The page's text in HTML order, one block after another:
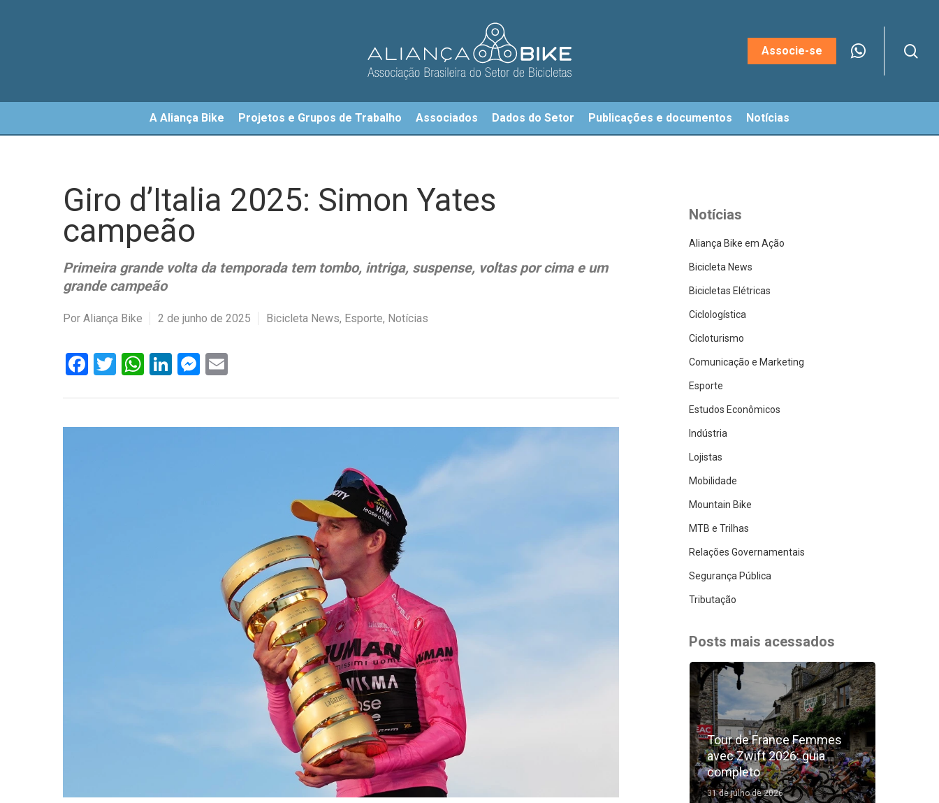
Hit enter to search or ESC to close
Associe-se
A Aliança Bike Projetos e Grupos de Trabalho Associados Dados do Setor Publicações e documentos Notícias
Giro d’Italia 2025: Simon Yates
campeão
Primeira grande volta da temporada tem tombo, intriga, suspense, voltas por cima e um
grande campeão
Por Aliança Bike 2 de junho de 2025 Bicicleta News, Esporte, Notícias
Facebook
Twitter
WhatsApp
LinkedIn
Messenger
Notícias
Aliança Bike em Ação
Bicicleta News
Bicicletas Elétricas
Ciclologística
Cicloturismo
Comunicação e Marketing
Esporte
Estudos Econômicos
Indústria
Lojistas
Mobilidade
Mountain Bike
MTB e Trilhas
Relações Governamentais
Segurança Pública
Tributação
Posts mais acessados
Tour de France Femmes
avec Zwift 2026: guia
completo
31 de julho de 2026